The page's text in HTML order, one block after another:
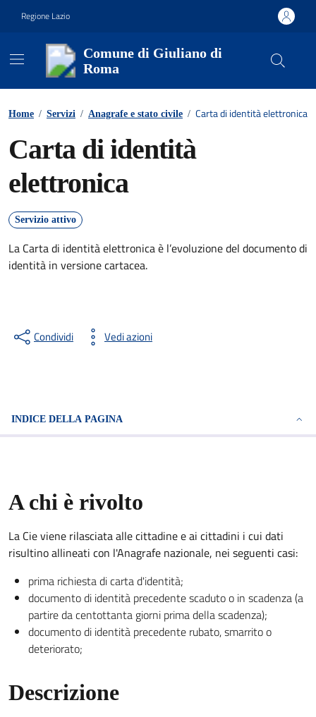
Regione Lazio
Comune di Giuliano di
Roma
Home / Servizi / Anagrafe e stato civile / Carta di identità elettronica
Carta di identità
elettronica
Servizio attivo
La Carta di identità elettronica è l’evoluzione del documento di
identità in versione cartacea.
Condividi Vedi azioni
INDICE DELLA PAGINA
A chi è rivolto
La Cie viene rilasciata alle cittadine e ai cittadini i cui dati
risultino allineati con l'Anagrafe nazionale, nei seguenti casi:
prima richiesta di carta d'identità;
documento di identità precedente scaduto o in scadenza (a
partire da centottanta giorni prima della scadenza);
documento di identità precedente rubato, smarrito o
deteriorato;
Descrizione